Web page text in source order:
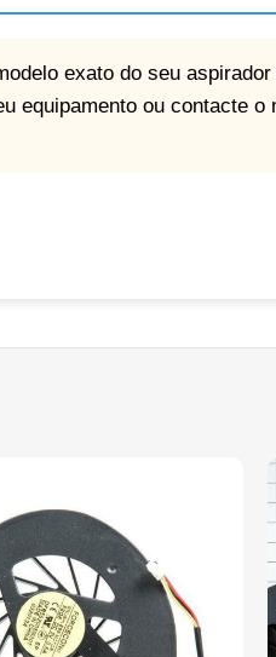
exato do seu
equipamento ou contacte o